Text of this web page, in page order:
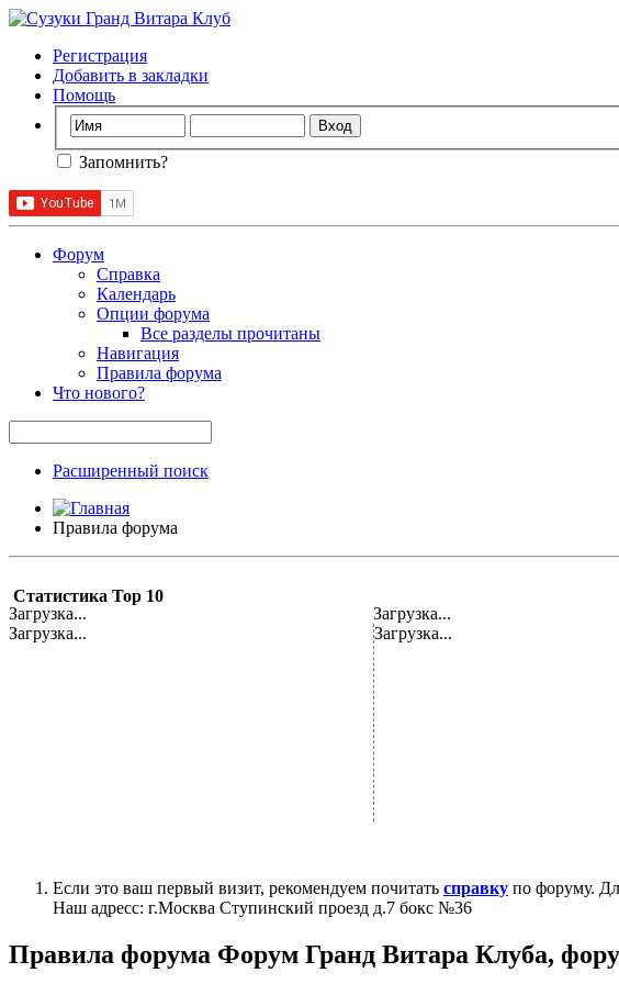
Регистрация
Добавить в закладки
Помощь
Запомнить?
Форум
Справка
Календарь
Опции форума
Все разделы прочитаны
Навигация
Правила форума
Что нового?
Расширенный поиск
Правила форума
Статистика Top 10
Загрузка...
Загрузка...
Загрузка...
Загрузка...
Если это ваш первый визит, рекомендуем почитать справку по форуму.
Наш адресс: г.Москва Ступинский проезд д.7 бокс №36
Правила форума Форум Гранд Витара Клуба,